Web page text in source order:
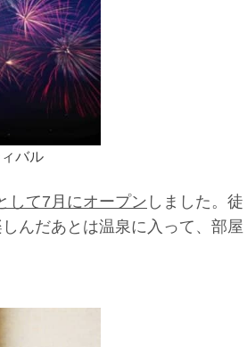
バル
して7月にオープン しました。徒
んだあとは温泉に入って、部屋